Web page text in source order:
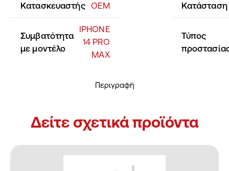
Περιγραφή
Κατασκευαστής OEM Κατάσταση
Συμβατότητα
με μοντέλο
IPHONE
14 PRO
MAX
Τύπος
Δείτε σχετικά προϊόντα